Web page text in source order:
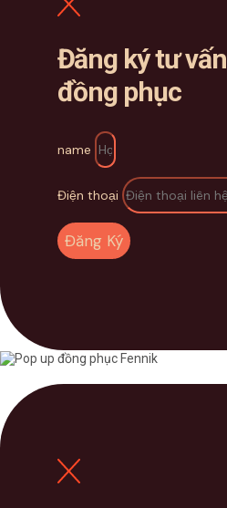
Đăng ký tư vấn
đồng phục
name
Điện thoại
Đăng Ký